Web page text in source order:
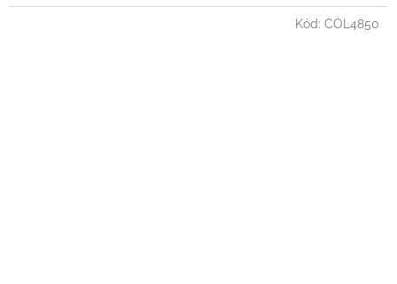
Kód: COL4850